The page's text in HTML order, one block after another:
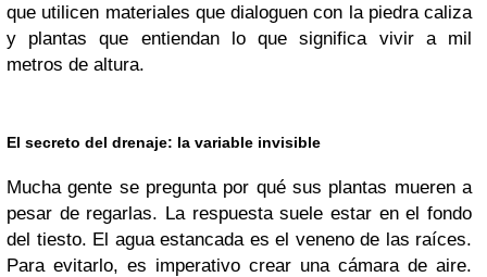
que utilicen materiales que dialoguen con la piedra caliza
y plantas que entiendan lo que significa vivir a mil
metros de altura.
El secreto del drenaje: la variable invisible
Mucha gente se pregunta por qué sus plantas mueren a
pesar de regarlas. La respuesta suele estar en el fondo
del tiesto. El agua estancada es el veneno de las raíces.
Para evitarlo, es imperativo crear una cámara de aire.